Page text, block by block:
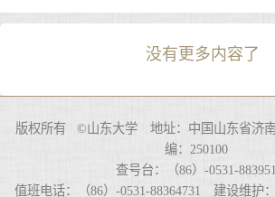
没有更多内容了
版权所有 ©山东大学 地址：中国山东省济
编：250100
查号台：（86）-0531-
值班电话：（86）-0531-88364731 建设维护